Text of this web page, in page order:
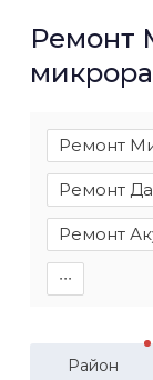
Ремонт
Ремонт
Ремонт
Ремонт
∙∙∙
Район